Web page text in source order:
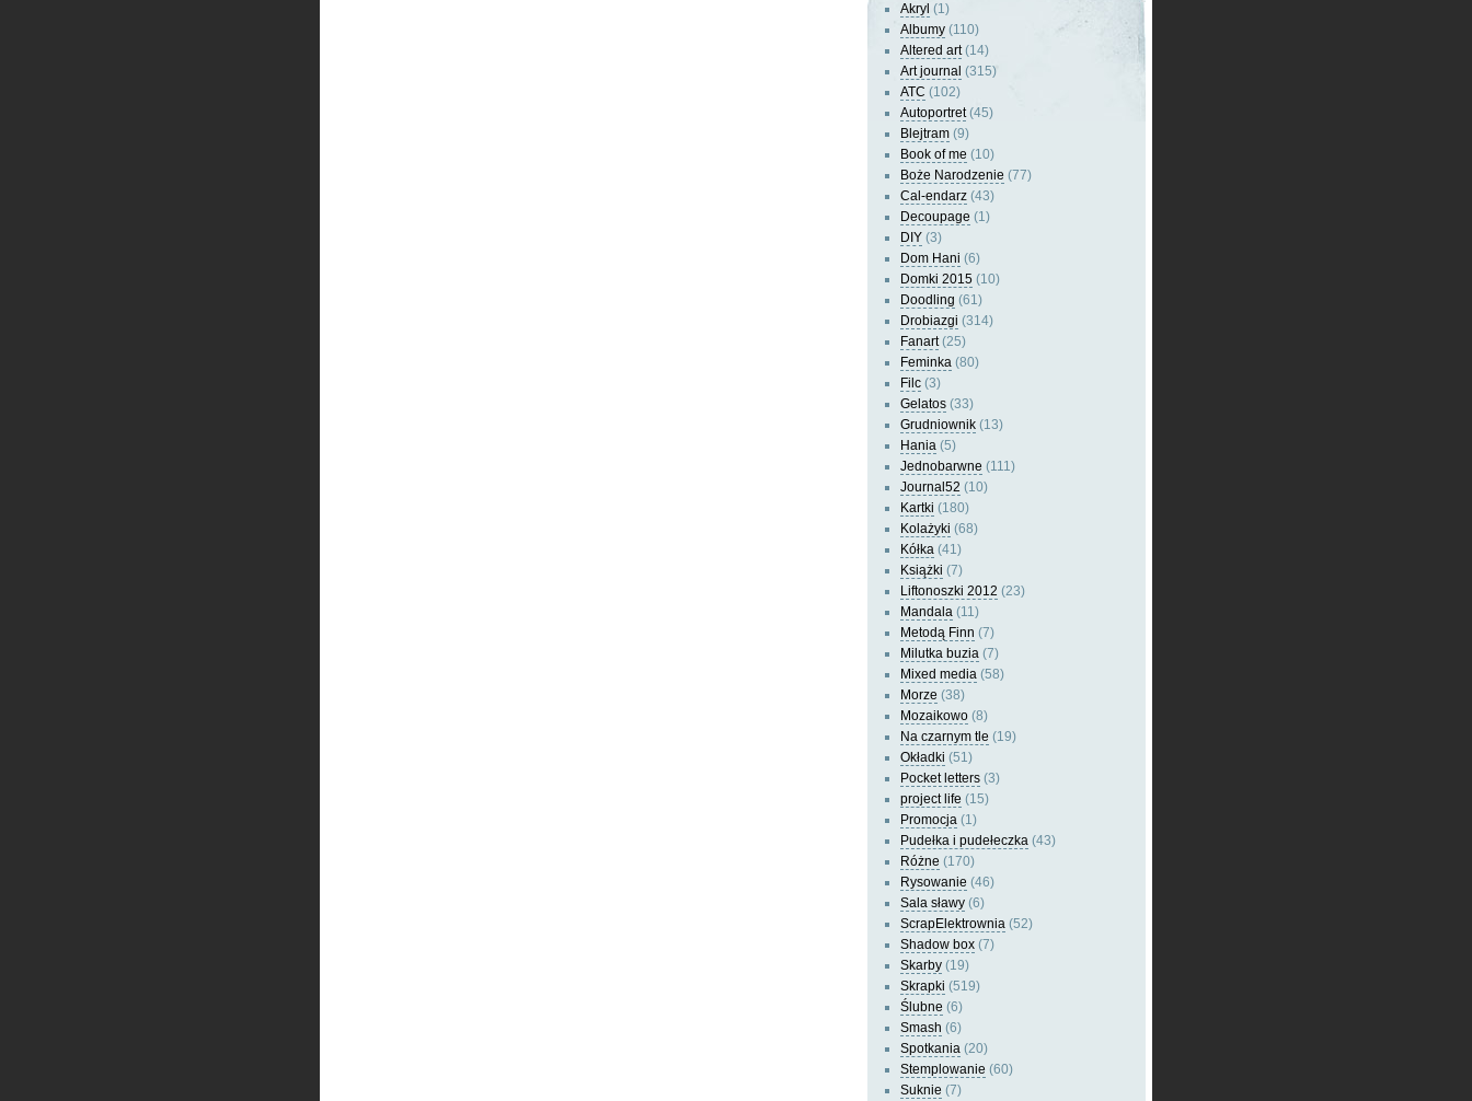
Akryl (1)
Albumy (110)
Altered art(14)
Art journal (315)
ATC (102)
Autoportret(45)
Blejtram (9)
Book of me (10)
Boże Narodzenie (77)
Cal-endarz (43)
Decoupage (1)
DIY (3)
Dom Hani (6)
Domki 2015 (10)
Doodling (61)
Drobiazgi (314)
Fanart(25)
Feminka (80)
Filc (3)
Gelatos (33)
Grudniownik (13)
Hania (5)
Jednobarwne (111)
Journal52 (10)
Kartki (180)
Kolażyki (68)
Kółka (41)
Książki (7)
Liftonoszki 2012 (23)
Mandala (11)
Metodą Finn (7)
Milutka buzia (7)
Mixed media (58)
Morze (38)
Mozaikowo (8)
Na czarnym tle (19)
Okładki (51)
Pocket letters (3)
project life (15)
Promocja (1)
Pudełka i pudełeczka (43)
Różne (170)
Rysowanie (46)
Sala sławy (6)
ScrapElektrownia (52)
Shadow box (7)
Skarby (19)
Skrapki (519)
Ślubne (6)
Smash (6)
Spotkania (20)
Stemplowanie (60)
Suknie (7)